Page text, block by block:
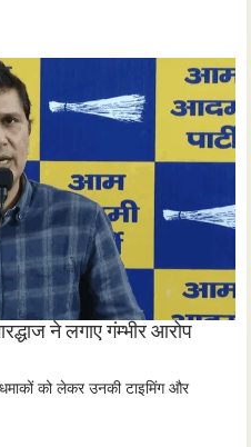
e
n
ने लगाए गंम्भीर आरोप
को लेकर उनकी टाइमिंग और